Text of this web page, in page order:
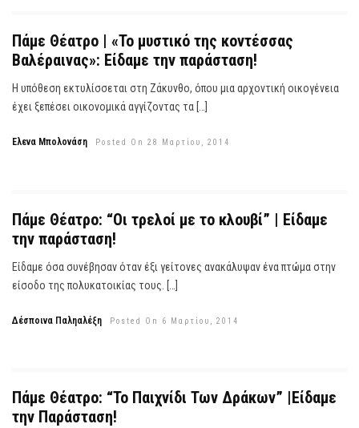
Πάμε Θέατρο | «Το μυστικό της κοντέσσας
Βαλέραινας»: Είδαμε την παράσταση!
Η υπόθεση εκτυλίσσεται στη Ζάκυνθο, όπου μια αρχοντική οικογένεια
έχει ξεπέσει οικονομικά αγγίζοντας τα […]
Έλενα Μπολονάση Posted On 28 Μαρτίου, 2014
Πάμε Θέατρο: “Οι τρελοί με το κλουβί” | Είδαμε
την παράσταση!
Είδαμε όσα συνέβησαν όταν έξι γείτονες ανακάλυψαν ένα πτώμα στην
είσοδο της πολυκατοικίας τους. […]
Δέσποινα Παληαλέξη Posted On 6 Μαρτίου, 2014
Πάμε Θέατρο: “Το Παιχνίδι Των Δράκων” |Είδαμε
την Παράσταση!